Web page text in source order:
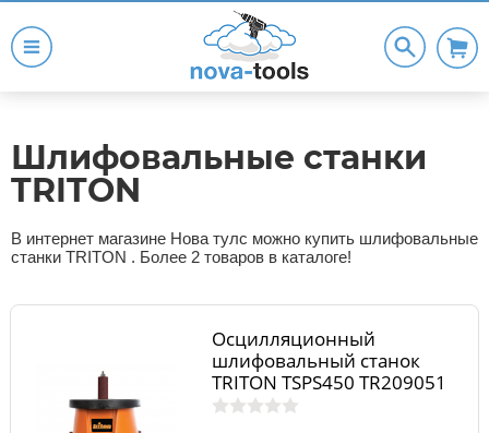
Шлифовальные станки
TRITON
В интернет магазине Нова тулс можно купить шлифовальные
станки TRITON . Более 2 товаров в каталоге!
Осцилляционный
шлифовальный станок
TRITON TSPS450 TR209051